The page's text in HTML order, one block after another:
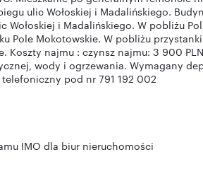
ulic Wołoskiej i Madalińskiego.
Wołoskiej i Madalińskiego. W pobliżu
Pole Mokotowskie. W pobliżu
Koszty najmu : czynsz najmu: 3 900
wody i ogrzewania. Wymagany
pod nr 791 192 002
IMO dla biur nieruchomości